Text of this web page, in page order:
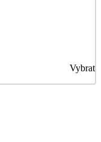
Vybrat